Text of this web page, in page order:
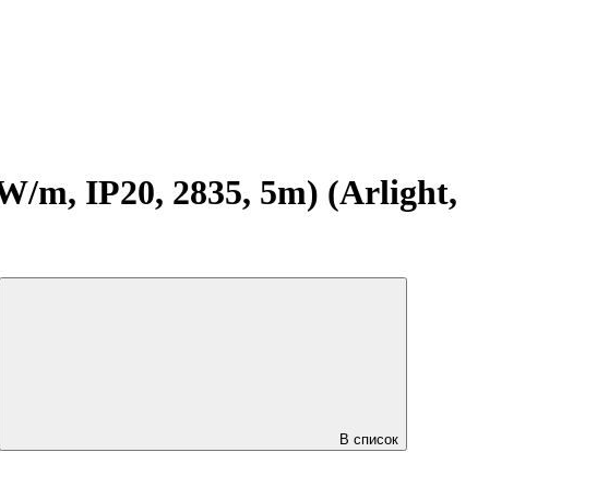
m, IP20, 2835, 5m) (Arlight,
В список